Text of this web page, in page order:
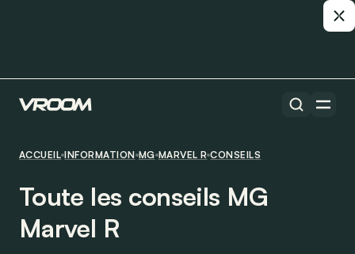
ACCUEIL INFORMATION MG MARVEL R CONSEILS
Toute les conseils MG
Marvel R